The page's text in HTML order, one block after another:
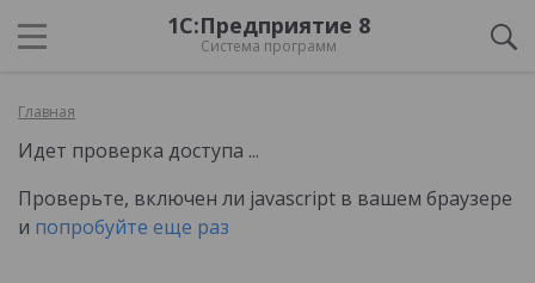
1С:Предприятие 8
Система программ
Главная
Идет проверка доступа ...
Проверьте, включен ли javascript в вашем браузере
и попробуйте еще раз